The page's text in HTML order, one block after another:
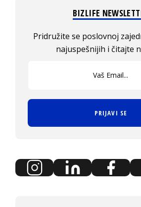
BIZLIFE
Pridružite se poslovnoj
najuspešnijih i čitajte
PRIJAVI SE